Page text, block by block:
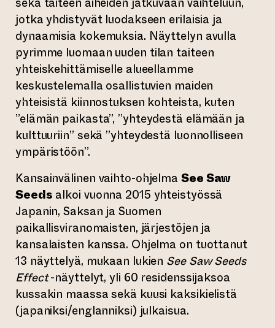
jotka yhdistyvät luodakseen erilaisia ja
dynaamisia kokemuksia. Näyttelyn avulla
pyrimme luomaan uuden tilan taiteen
yhteiskehittämiselle alueellamme
keskustelemalla osallistuvien maiden
yhteisistä kiinnostuksen kohteista, kuten
”elämän paikasta”, ”yhteydestä elämään ja
kulttuuriin” sekä ”yhteydestä luonnolliseen
ympäristöön”.
Kansainvälinen vaihto-ohjelma See Saw
Seeds alkoi vuonna 2015 yhteistyössä
Japanin, Saksan ja Suomen
paikallisviranomaisten, järjestöjen ja
kansalaisten kanssa. Ohjelma on tuottanut
13 näyttelyä, mukaan lukien See Saw Seeds
Effect-näyttelyt, yli 60 residenssijaksoa
kussakin maassa sekä kuusi kaksikielistä
(japaniksi/englanniksi) julkaisua.